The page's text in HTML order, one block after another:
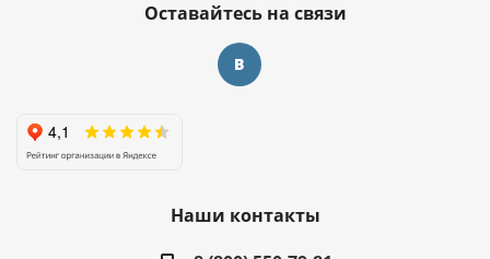
Оставайтесь на связи
Наши контакты